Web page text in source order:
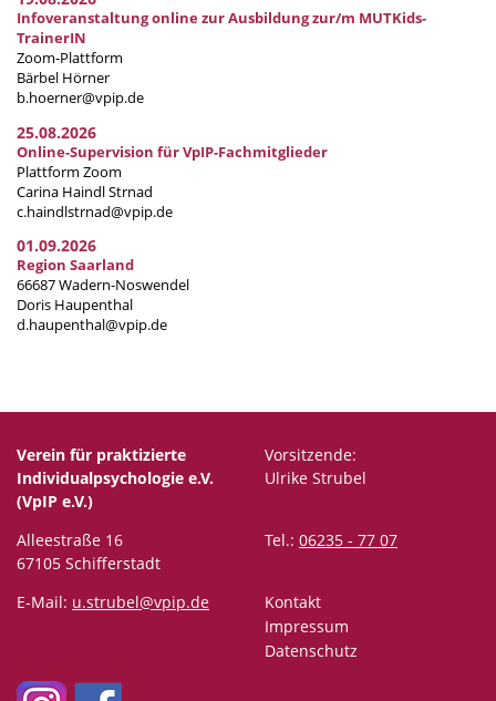
Infoveranstaltung online zur Ausbildung zur/m MUTKids-
TrainerIN
Zoom-Plattform
Bärbel Hörner
b.hoerner@vpip.de
25.08.2026
Online-Supervision für VpIP-Fachmitglieder
Plattform Zoom
Carina Haindl Strnad
c.haindlstrnad@vpip.de
01.09.2026
Region Saarland
66687 Wadern-Noswendel
Doris Haupenthal
d.haupenthal@vpip.de
Verein für praktizierte
Individualpsychologie e.V.
(VpIP e.V.)
Vorsitzende:
Ulrike Strubel
Alleestraße 16
67105 Schifferstadt
Tel.: 06235 - 77 07
E-Mail: u.strubel@vpip.de
Kontakt
Impressum
Datenschutz